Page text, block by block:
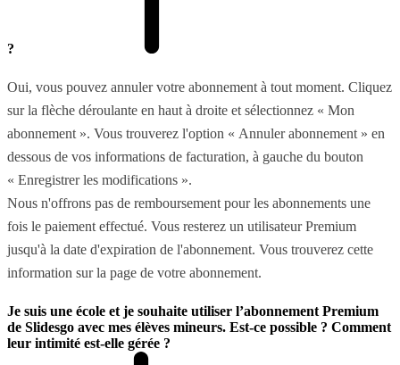
?
Oui, vous pouvez annuler votre abonnement à tout moment. Cliquez
sur la flèche déroulante en haut à droite et sélectionnez « Mon
abonnement ». Vous trouverez l'option « Annuler abonnement » en
dessous de vos informations de facturation, à gauche du bouton
« Enregistrer les modifications ».
Nous n'offrons pas de remboursement pour les abonnements une
fois le paiement effectué. Vous resterez un utilisateur Premium
jusqu'à la date d'expiration de l'abonnement. Vous trouverez cette
information sur la page de votre abonnement.
Je suis une école et je souhaite utiliser l’abonnement Premium
de Slidesgo avec mes élèves mineurs. Est-ce possible ? Comment
leur intimité est-elle gérée ?